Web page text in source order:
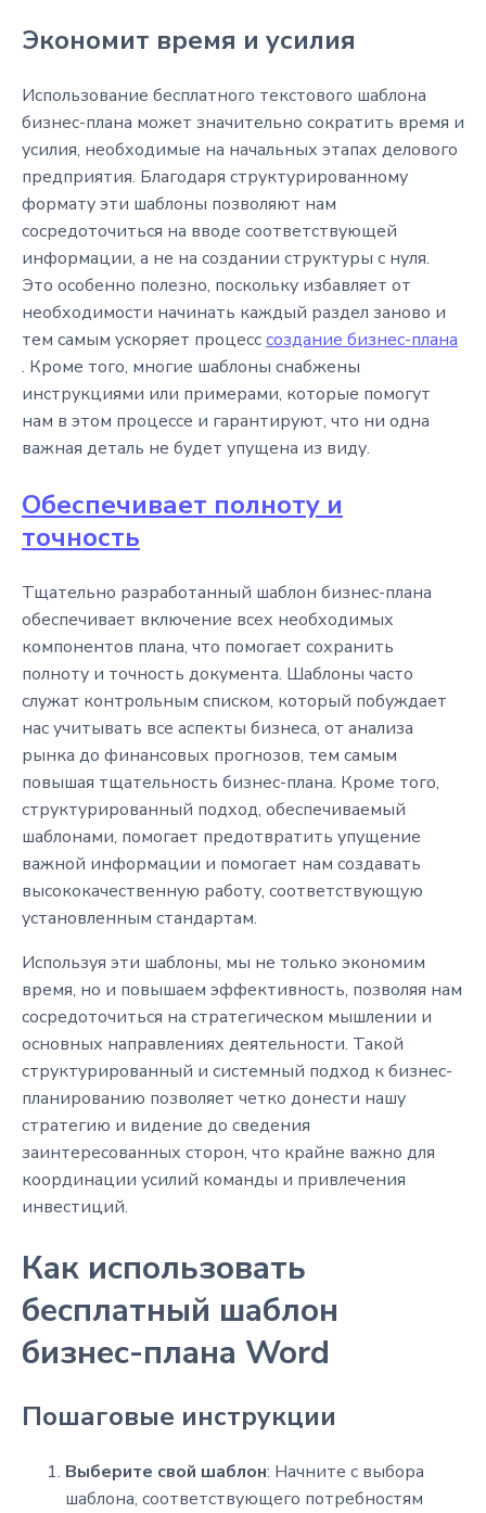
Экономит время и усилия
Использование бесплатного текстового шаблона
бизнес-плана может значительно сократить время и
усилия, необходимые на начальных этапах делового
предприятия. Благодаря структурированному
формату эти шаблоны позволяют нам
сосредоточиться на вводе соответствующей
информации, а не на создании структуры с нуля.
Это особенно полезно, поскольку избавляет от
необходимости начинать каждый раздел заново и
тем самым ускоряет процесссоздание бизнес-плана
. Кроме того, многие шаблоны снабжены
инструкциями или примерами, которые помогут
нам в этом процессе и гарантируют, что ни одна
важная деталь не будет упущена из виду.
Обеспечивает полноту и
точность
Тщательно разработанный шаблон бизнес-плана
обеспечивает включение всех необходимых
компонентов плана, что помогает сохранить
полноту и точность документа. Шаблоны часто
служат контрольным списком, который побуждает
нас учитывать все аспекты бизнеса, от анализа
рынка до финансовых прогнозов, тем самым
повышая тщательность бизнес-плана. Кроме того,
структурированный подход, обеспечиваемый
шаблонами, помогает предотвратить упущение
важной информации и помогает нам создавать
высококачественную работу, соответствующую
установленным стандартам.
Используя эти шаблоны, мы не только экономим
время, но и повышаем эффективность, позволяя нам
сосредоточиться на стратегическом мышлении и
основных направлениях деятельности. Такой
структурированный и системный подход к бизнес-
планированию позволяет четко донести нашу
стратегию и видение до сведения
заинтересованных сторон, что крайне важно для
координации усилий команды и привлечения
инвестиций.
Как использовать
бесплатный шаблон
бизнес-плана Word
Пошаговые инструкции
Выберите свой шаблон: Начните с выбора
шаблона, соответствующего потребностям